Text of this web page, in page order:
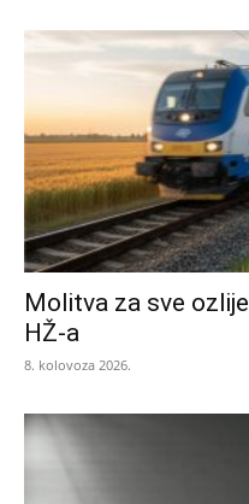
Molitva za sve
HŽ-a
8. kolovoza 2026.